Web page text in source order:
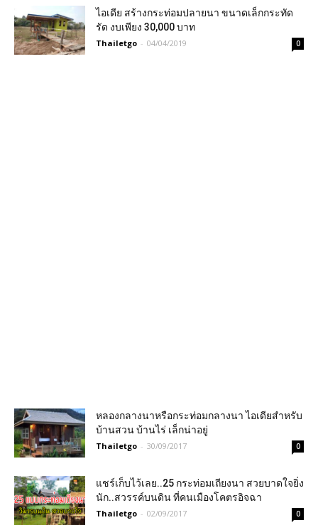
ไอเดีย สร้างกระท่อมปลายนา ขนาดเล็กกระทัด
รัด งบเพียง 30,000 บาท
Thailetgo - 04/04/2019 0
หลองกลางนาหรือกระท่อมกลางนา ไอเดียสำหรับ
บ้านสวน บ้านไร่ เล็กน่าอยู่
Thailetgo - 30/09/2017 0
แชร์เก็บไว้เลย..25 กระท่อมเถียงนา สวยบาดใจยิ่ง
นัก..สวรรค์บนดิน ที่คนเมืองโคตรอิจฉา
Thailetgo - 02/09/2017 0